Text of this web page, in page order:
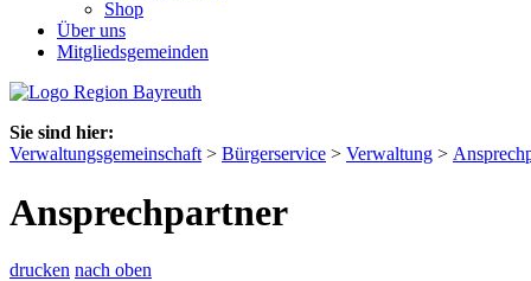
Shop
Über uns
Mitgliedsgemeinden
Sie sind hier:
Verwaltungsgemeinschaft > Bürgerservice > Verwaltung >
Ansprechpartner
drucken nach oben